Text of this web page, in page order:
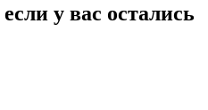
у вас остались